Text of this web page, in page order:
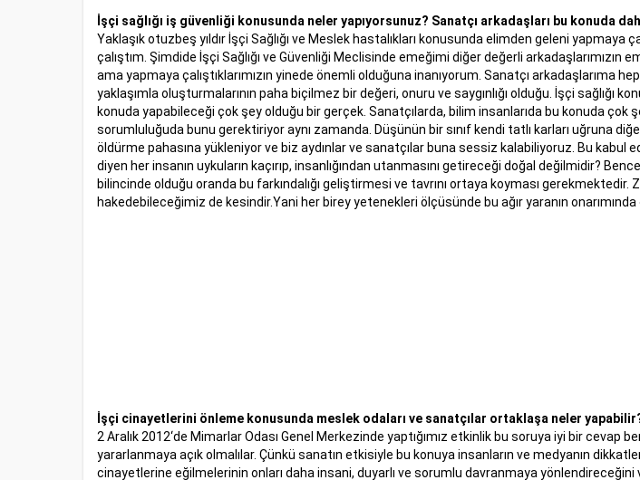
İşçi sağlığı iş güvenliği konusunda neler yapıyorsunuz? Sanatçı arkadaşları bu konuda
Yaklaşık otuzbeş yıldır İşçi Sağlığı ve Meslek hastalıkları konusunda elimden geleni
çalıştım. Şimdide İşçi Sağlığı ve Güvenliği Meclisinde emeğimi diğer değerli
ama yapmaya çalıştıklarımızın yinede önemli olduğuna inanıyorum. Sanatçı arkadaşlarıma
yaklaşımla oluşturmalarının paha biçilmez bir değeri, onuru ve saygınlığı olduğu. İşçi sağlığı
konuda yapabileceği çok şey olduğu bir gerçek. Sanatçılarda, bilim insanlarıda bu konuda çok
sorumluluğuda bunu gerektiriyor aynı zamanda. Düşünün bir sınıf kendi tatlı karları uğruna
öldürme pahasına yükleniyor ve biz aydınlar ve sanatçılar buna sessiz kalabiliyoruz. Bu
diyen her insanın uykuların kaçırıp, insanlığından utanmasını getireceği doğal değilmidir?
bilincinde olduğu oranda bu farkındalığı geliştirmesi ve tavrını ortaya koyması
hakedebileceğimiz de kesindir.Yani her birey yetenekleri ölçüsünde bu ağır yaranın onarımında
İşçi cinayetlerini önleme konusunda meslek odaları ve sanatçılar ortaklaşa neler
2 Aralık 2012‘de Mimarlar Odası Genel Merkezinde yaptığımız etkinlik bu soruya iyi bir cevap
yararlanmaya açık olmalılar. Çünkü sanatın etkisiyle bu konuya insanların ve medyanın
cinayetlerine eğilmelerinin onları daha insani, duyarlı ve sorumlu davranmaya